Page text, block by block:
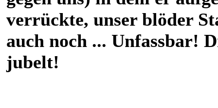
verrückte, unser blöder
auch noch ... Unfassbar!
jubelt!